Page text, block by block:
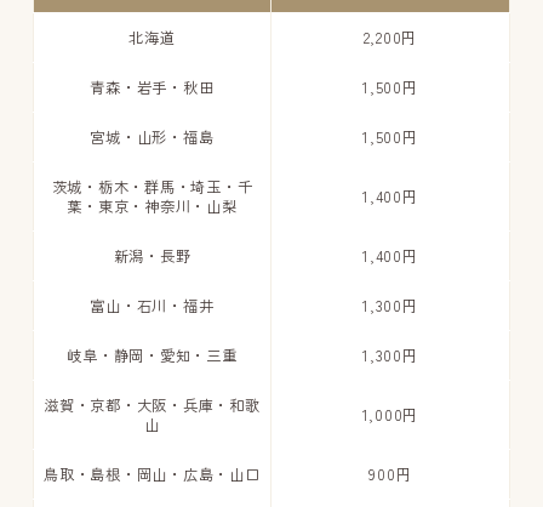
北海道 2,200円
青森・岩手・秋田 1,500円
宮城・山形・福島 1,500円
茨城・栃木・群馬・埼玉・千
葉・東京・神奈川・山梨
1,400円
新潟・長野 1,400円
富山・石川・福井 1,300円
岐阜・静岡・愛知・三重 1,300円
滋賀・京都・大阪・兵庫・和歌
山
1,000円
鳥取・島根・岡山・広島・山口 900円